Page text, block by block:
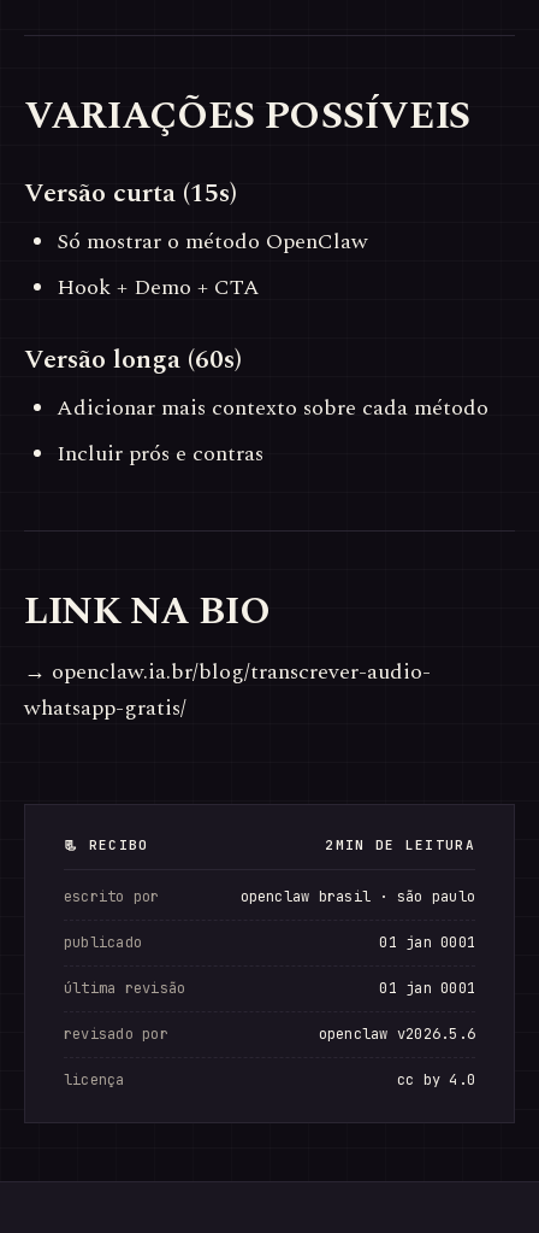
VARIAÇÕES POSSÍVEIS
Versão curta (15s)
Só mostrar o método OpenClaw
Hook + Demo + CTA
Versão longa (60s)
Adicionar mais contexto sobre cada método
Incluir prós e contras
LINK NA BIO
→ openclaw.ia.br/blog/transcrever-audio-
whatsapp-gratis/
📃 RECIBO 2MIN DE LEITURA
escrito por openclaw brasil · são paulo
publicado 01 jan 0001
última revisão 01 jan 0001
revisado por openclaw v2026.5.6
licença cc by 4.0